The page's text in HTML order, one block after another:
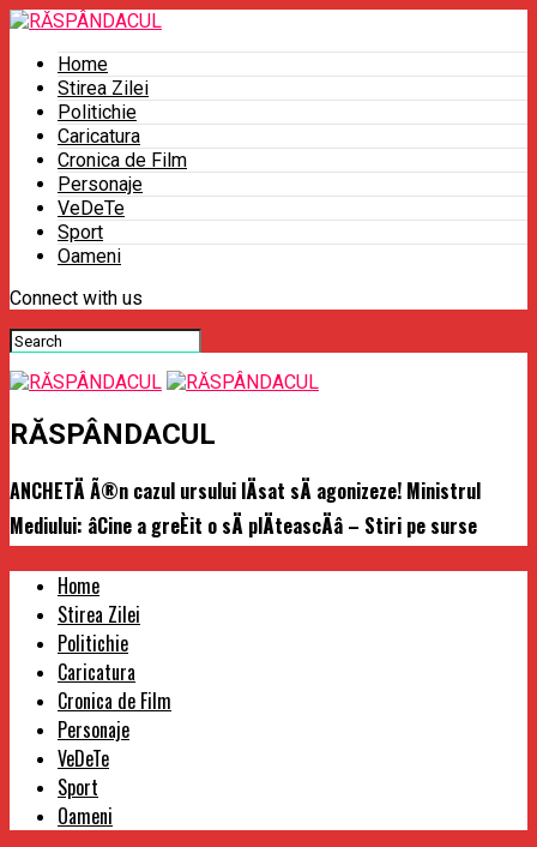
Home
Stirea Zilei
Politichie
Caricatura
Cronica de Film
Personaje
VeDeTe
Sport
Oameni
Connect with us
RĂSPÂNDACUL
ANCHETÄ Ã®n cazul ursului lÄsat sÄ agonizeze! Ministrul
Mediului: âCine a greÈit o sÄ plÄteascÄâ – Stiri pe surse
Home
Stirea Zilei
Politichie
Caricatura
Cronica de Film
Personaje
VeDeTe
Sport
Oameni